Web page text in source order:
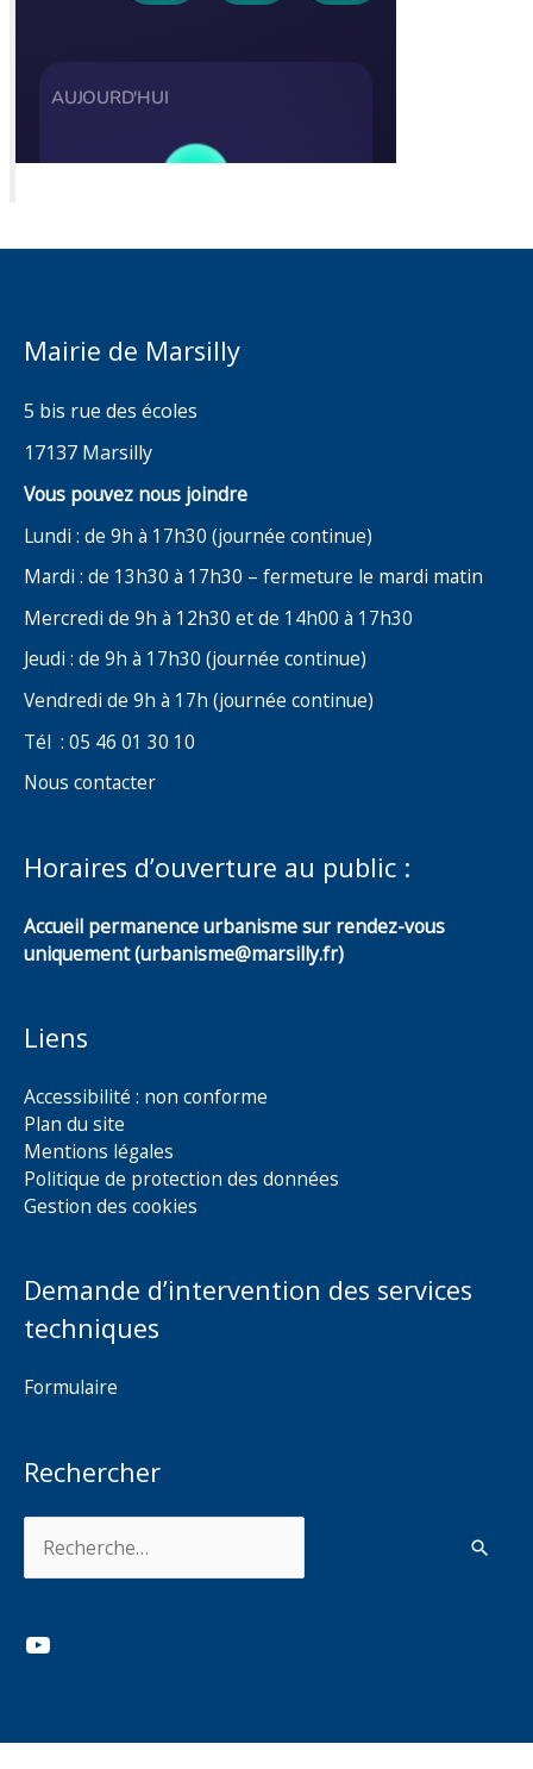
Mairie de Marsilly
5 bis rue des écoles
17137 Marsilly
Vous pouvez nous joindre
Lundi : de 9h à 17h30 (journée continue)
Mardi : de 13h30 à 17h30 – fermeture le mardi matin
Mercredi de 9h à 12h30 et de 14h00 à 17h30
Jeudi : de 9h à 17h30 (journée continue)
Vendredi de 9h à 17h (journée continue)
Tél : 05 46 01 30 10
Nous contacter
Horaires d’ouverture au public :
Accueil permanence urbanisme sur rendez-vous
uniquement (urbanisme@marsilly.fr)
Liens
Accessibilité : non conforme
Plan du site
Mentions légales
Politique de protection des données
Gestion des cookies
Demande d’intervention des services
techniques
Formulaire
Rechercher
YouTube